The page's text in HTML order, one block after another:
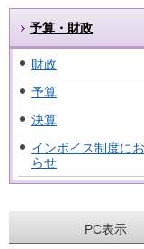
予算・財政
財政
予算
決算
インボイス制度に
らせ
PC表示